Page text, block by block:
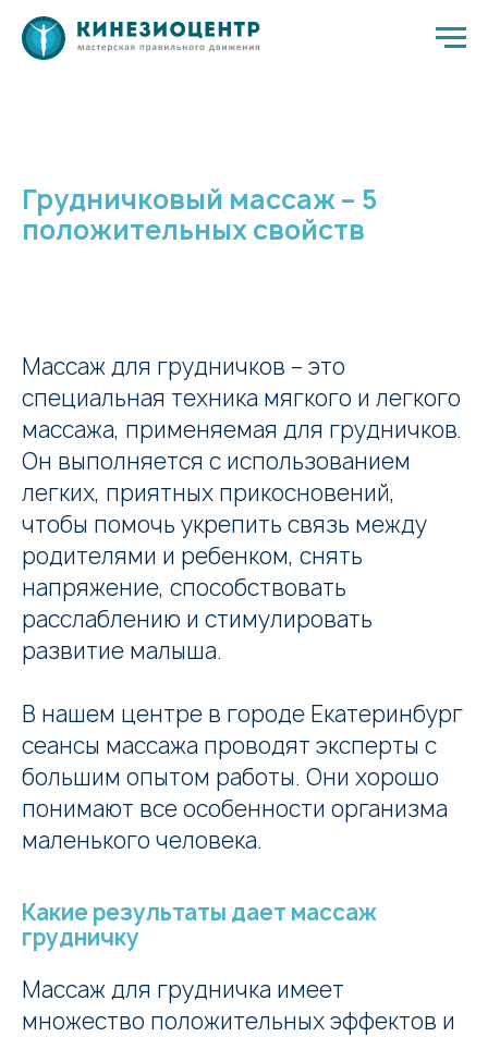
Грудничковый массаж – 5
положительных свойств
Массаж для грудничков – это
специальная техника мягкого и легкого
массажа, применяемая для грудничков.
Он выполняется с использованием
легких, приятных прикосновений,
чтобы помочь укрепить связь между
родителями и ребенком, снять
напряжение, способствовать
расслаблению и стимулировать
развитие малыша.
В нашем центре в городе Екатеринбург
сеансы массажа проводят эксперты с
большим опытом работы. Они хорошо
понимают все особенности организма
маленького человека.
Какие результаты дает массаж
грудничку
Массаж для грудничка имеет
множество положительных эффектов и